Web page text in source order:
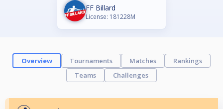
FF Billard
License: 181228M
Overview Tournaments Matches
Rankings
Teams
Challenges